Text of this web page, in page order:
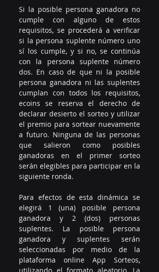
Si la posible persona ganadora no
cumple con alguno de estos
requisitos, se procederá a verificar
si la persona suplente número uno
sí los cumple, y si no, se continúa
con la persona suplente número
dos. En caso de que ni la posible
persona ganadora ni las suplentes
cumplan con todos los requisitos,
ecoins se reserva el derecho de
declarar desierto el sorteo y utilizar
el premio para sortear nuevamente
a futuro. Ninguna de las personas
que salieron como posibles
ganadoras en el primer sorteo
serán elegibles para participar en la
siguiente ronda.
Para efectos de esta dinámica se
elegirá 1 (una) posible persona
ganadora y 2 (dos) personas
suplentes. La posible persona
ganadora y suplentes serán
seleccionadas por medio de la
plataforma online App Sorteos,